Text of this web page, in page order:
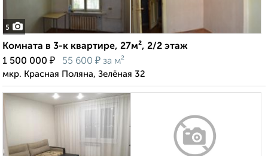
5
Комната в 3-к квартире, 27м², 2/2 этаж
1 500 000 ₽ 55 600 ₽ за м²
мкр. Красная Поляна, Зелёная 32